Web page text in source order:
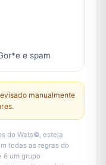
e spam
manualmente
do Wats©, esteja
todas as regras do
é um grupo